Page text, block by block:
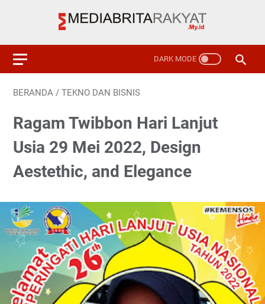
BERANDA / TEKNO DAN BISNIS
Ragam Twibbon Hari Lanjut
Usia 29 Mei 2022, Design
Aestethic, and Elegance